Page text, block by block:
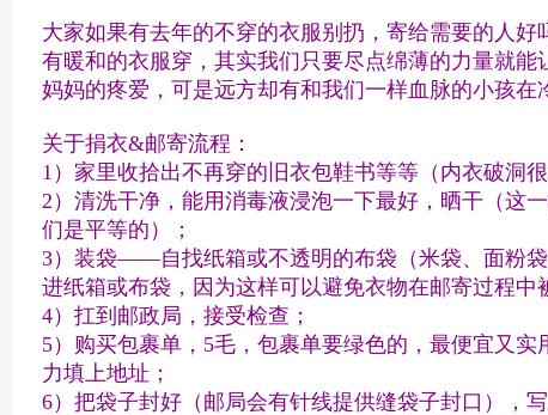
大家如果有去年的不穿的衣服别扔，寄给需要的人
有暖和的衣服穿，其实我们只要尽点绵薄的力量就
妈妈的疼爱，可是远方却有和我们一样血脉的小孩
关于捐衣&邮寄流程：
1）家里收拾出不再穿的旧衣包鞋书等等（内衣破洞
2）清洗干净，能用消毒液浸泡一下最好，晒干（这
们是平等的）；
3）装袋——自找纸箱或不透明的布袋（米袋、面粉
进纸箱或布袋，因为这样可以避免衣物在邮寄过程
4）扛到邮政局，接受检查；
5）购买包裹单，5毛，包裹单要绿色的，最便宜又
力填上地址；
6）把袋子封好（邮局会有针线提供缝袋子封口），